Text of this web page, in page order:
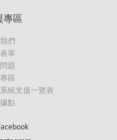
專區
們
單
題
區
統支援一覽表
點